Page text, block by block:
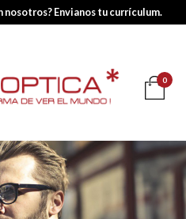
nosotros? Envianos tu currículum.
0